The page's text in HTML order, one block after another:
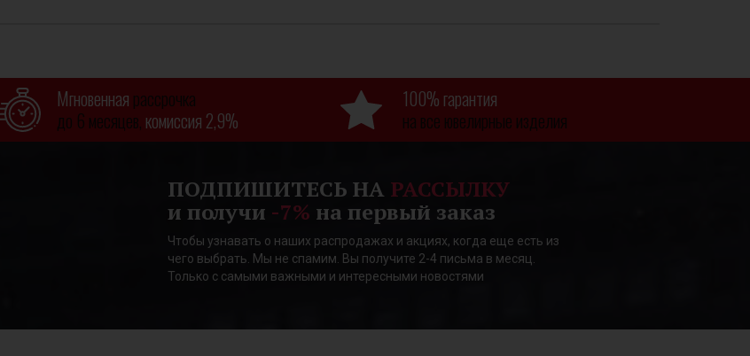
Мгновенная рассрочка
до 6 месяцев, комиссия 2,9%
100% гарантия
на все ювелирные изделия
ПОДПИШИТЕСЬ НА РАССЫЛКУ
и получи -7% на первый заказ
Чтобы узнавать о наших распродажах и акциях, когда еще есть из
чего выбрать. Мы не спамим. Вы получите 2-4 письма в месяц.
Только с самыми важными и интересными новостями